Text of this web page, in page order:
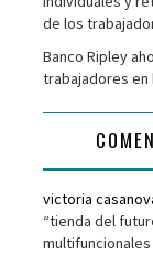
de los
Banco Ripley
trabajadores en
victoria
“tienda del